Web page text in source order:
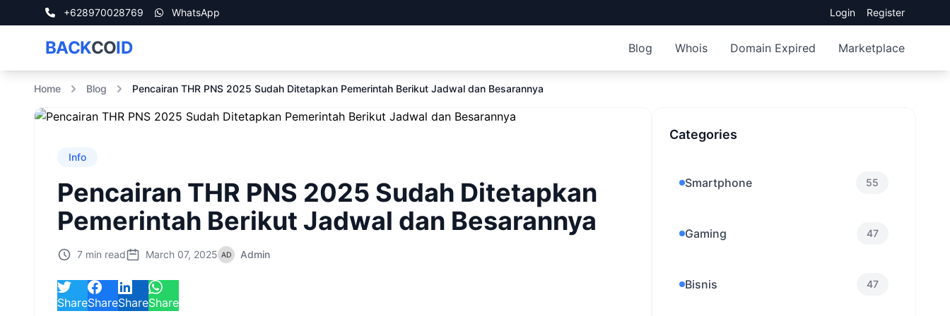
+628970028769 WhatsApp Login Register
BACKCOID Blog Whois Domain Expired Marketplace
Home Blog Pencairan THR PNS 2025 Sudah Ditetapkan Pemerintah Berikut Jadwal dan Besarannya
Info
Pencairan THR PNS 2025 Sudah Ditetapkan
Pemerintah Berikut Jadwal dan Besarannya
7 min read March 07, 2025 Admin
ShareShareShareShare
Categories
Smartphone 55
Gaming 47
Bisnis 47